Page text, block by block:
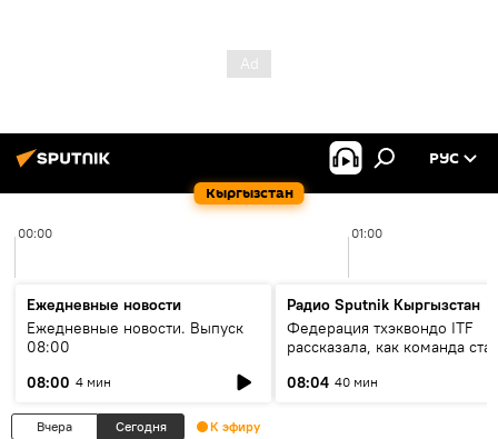
Кыргызстан
РУС
00:00 01:00
Ежедневные новости
Ежедневные новости. Выпуск
08:00
08:00 4 мин
Радио Sputnik Кыргызстан
Федерация тхэквондо ITF
рассказала, как команда
08:04 40 мин
Вчера Сегодня К эфиру